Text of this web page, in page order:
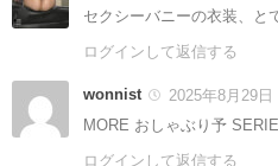
セクシーバニーの衣装、と
ログインして返信する
wonnist
2025年8月29日
MORE おしゃぶり予
ログインして返信する